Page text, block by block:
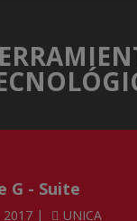
G - Suite
2017 |
UNICA